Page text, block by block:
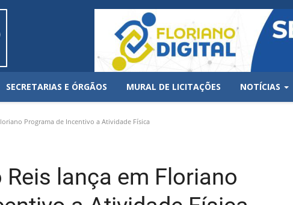
SECRETARIAS E ÓRGÃOS MURAL DE LICITAÇÕES NOTÍCIAS
Programa de Incentivo a Atividade Física
lança em Floriano